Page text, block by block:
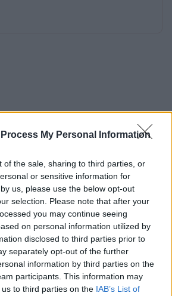
Process My Personal Information
of the sale, sharing to third parties, or
or sensitive information for
us, please use the below opt-out
selection. Please note that after your
you may continue seeing
on personal information utilized by
disclosed to third parties prior to
separately opt-out of the further
information by third parties on the
participants. This information may
to third parties on the IAB’s List of